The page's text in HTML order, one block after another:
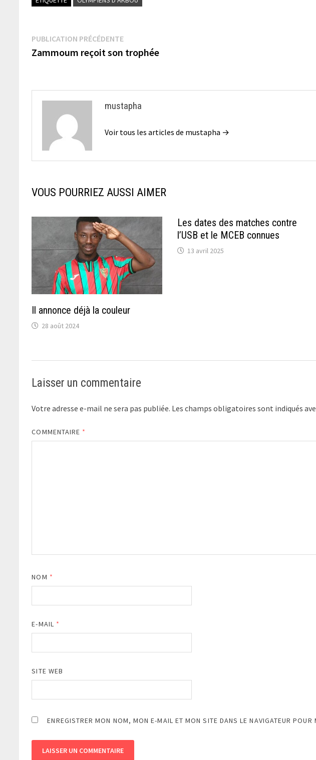
Navigation
de
PUBLICATION PRÉCÉDENTEPublication
précédente :
Zammoum reçoit son trophée
mustapha
Voir tous les articles de mustapha →
VOUS POURRIEZ AUSSI AIMER
Il annonce déjà la couleur
28 août 2024
Les dates des matches contre
l’USB et le MCEB connues
13 avril 2025
Laisser un commentaire
Votre adresse e-mail ne sera pas publiée. Les champs obligatoires sont indiqués
COMMENTAIRE *
NOM *
E-MAIL *
SITE WEB
ENREGISTRER MON NOM, MON E-MAIL ET MON SITE DANS LE NAVIGATEUR POUR